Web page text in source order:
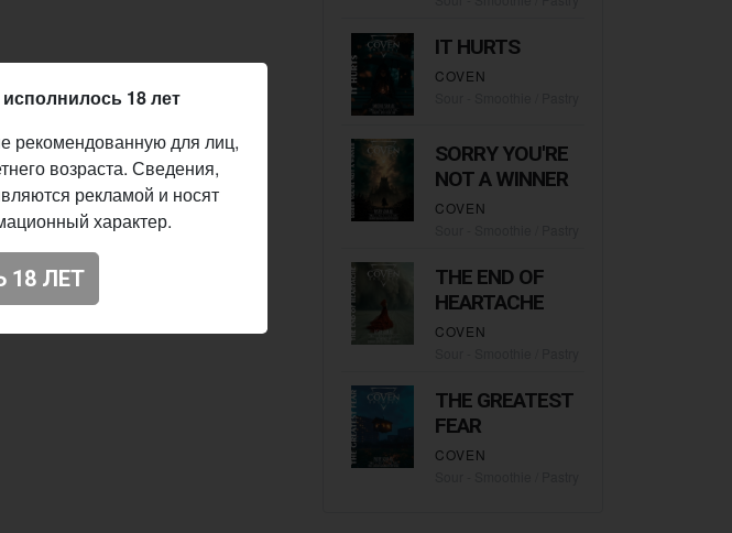
IT HURTS
COVEN
SORRY YOU'RE
NOT A WINNER
COVEN
THE END OF
HEARTACHE
COVEN
THE GREATEST
FEAR
COVEN
18 лет
рекомендованную для лиц,
возраста. Сведения,
рекламой и носят
характер.
18 ЛЕТ